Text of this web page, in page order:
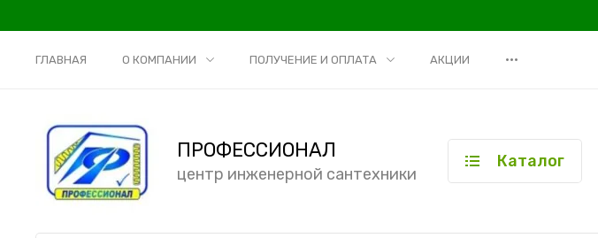
ГЛАВНАЯ О КОМПАНИИ ПОЛУЧЕНИЕ И ОПЛАТА АКЦИИ •••
ПРОФЕССИОНАЛ
центр инженерной сантехники
Каталог